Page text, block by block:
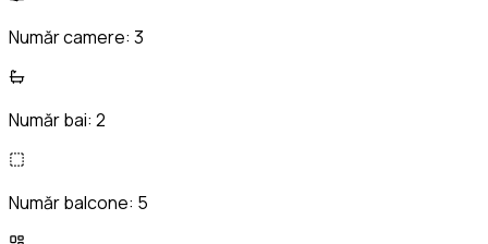
Număr camere: 3
Număr bai: 2
Număr balcone: 5